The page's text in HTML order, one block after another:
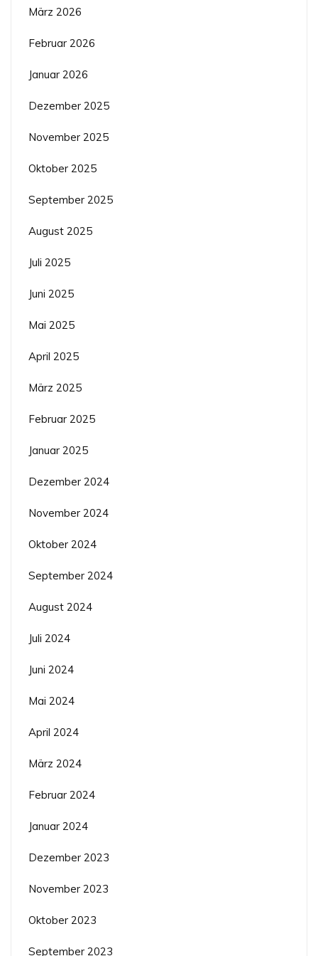
März 2026
Februar 2026
Januar 2026
Dezember 2025
November 2025
Oktober 2025
September 2025
August 2025
Juli 2025
Juni 2025
Mai 2025
April 2025
März 2025
Februar 2025
Januar 2025
Dezember 2024
November 2024
Oktober 2024
September 2024
August 2024
Juli 2024
Juni 2024
Mai 2024
April 2024
März 2024
Februar 2024
Januar 2024
Dezember 2023
November 2023
Oktober 2023
September 2023